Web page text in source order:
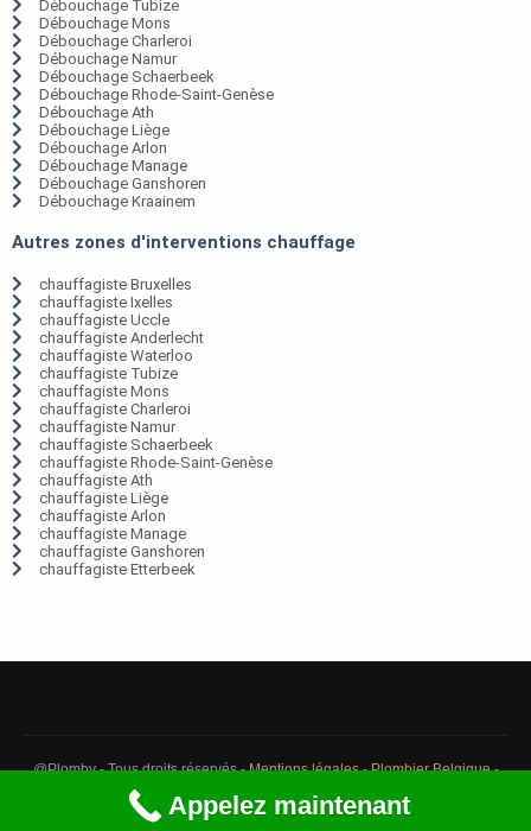
Débouchage Tubize
Débouchage Mons
Débouchage Charleroi
Débouchage Namur
Débouchage Schaerbeek
Débouchage Rhode-Saint-Genèse
Débouchage Ath
Débouchage Liège
Débouchage Arlon
Débouchage Manage
Débouchage Ganshoren
Débouchage Kraainem
Autres zones d'interventions chauffage
chauffagiste Bruxelles
chauffagiste Ixelles
chauffagiste Uccle
chauffagiste Anderlecht
chauffagiste Waterloo
chauffagiste Tubize
chauffagiste Mons
chauffagiste Charleroi
chauffagiste Namur
chauffagiste Schaerbeek
chauffagiste Rhode-Saint-Genèse
chauffagiste Ath
chauffagiste Liège
chauffagiste Arlon
chauffagiste Manage
chauffagiste Ganshoren
chauffagiste Etterbeek
@Plomby - Tous droits réservés -Mentions légales-Plombier Belgique-
Débouchage Belgique
Appelez maintenant